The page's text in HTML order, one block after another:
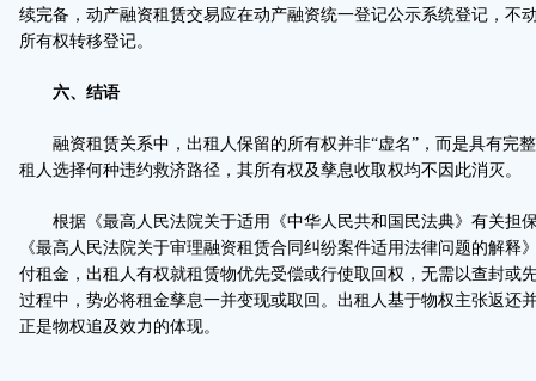
续完备，动产融资租赁交易应在动产融资统一登记公示系统登记，不
所有权转移登记。
六、结语
融资租赁关系中，出租人保留的所有权并非“虚名”，而是具有完
租人选择何种违约救济路径，其所有权及孳息收取权均不因此消灭。
根据《最高人民法院关于适用《中华人民共和国民法典》有关担
《最高人民法院关于审理融资租赁合同纠纷案件适用法律问题的解释
付租金，出租人有权就租赁物优先受偿或行使取回权，无需以查封或
过程中，势必将租金孳息一并变现或取回。出租人基于物权主张返还
正是物权追及效力的体现。